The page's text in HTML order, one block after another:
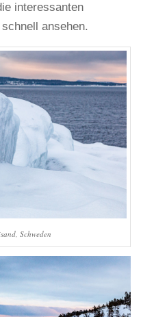
interessanten
ansehen.
Schweden